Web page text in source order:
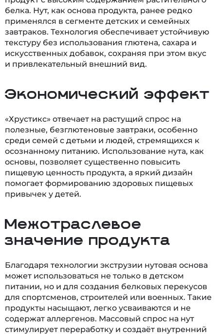
белка. Нут, как основа продукта, ранее редко
применялся в сегменте детских и семейных
завтраков. Технология обеспечивает устойчивую
текстуру без использования глютена, сахара и
искусственных добавок, сохраняя при этом вкус
и привлекательный внешний вид.
Экономический эффект
«Хрустикс» отвечает на растущий спрос на
полезные, безглютеновые завтраки, особенно
среди семей с детьми и людей, стремящихся к
осознанному питанию. Использование нута, как
основы, позволяет существенно повысить
пищевую ценность продукта, а яркий дизайн
помогает формированию здоровых пищевых
привычек у детей.
Межотраслевое
значение продукта
Благодаря технологии экструзии нутовая основа
может использоваться не только в детском
питании, но и для создания белковых перекусов
для спортсменов, строителей или военных. Такие
продукты насыщают, легко усваиваются и не
содержат аллергенов. Массовый спрос на нут
стимулирует переработку и создаёт внутренний